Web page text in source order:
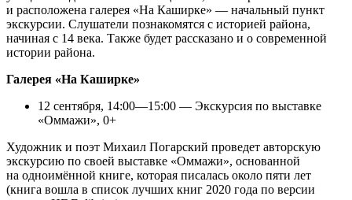
и расположена галерея «На Каширке» — начальный пункт
экскурсии. Слушатели познакомятся с историей района,
начиная с 14 века. Также будет рассказано и о современной
истории района.
Галерея «На Каширке»
12 сентября, 14:00—15:00 — Экскурсия по выставке
«Оммажи», 0+
Художник и поэт Михаил Погарский проведет авторскую
экскурсию по своей выставке «Оммажи», основанной
на одноимённой книге, которая писалась около пяти лет
(книга вошла в список лучших книг 2020 года по версии